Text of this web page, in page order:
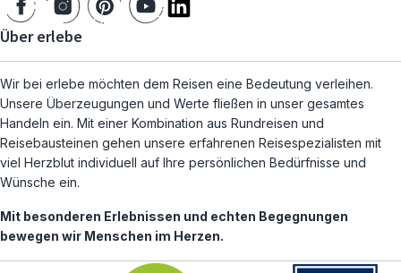
Über erlebe
Wir bei erlebe möchten dem Reisen eine Bedeutung verleihen.
Unsere Überzeugungen und Werte fließen in unser gesamtes
Handeln ein. Mit einer Kombination aus Rundreisen und
Reisebausteinen gehen unsere erfahrenen Reisespezialisten mit
viel Herzblut individuell auf Ihre persönlichen Bedürfnisse und
Wünsche ein.
Mit besonderen Erlebnissen und echten Begegnungen
bewegen wir Menschen im Herzen.